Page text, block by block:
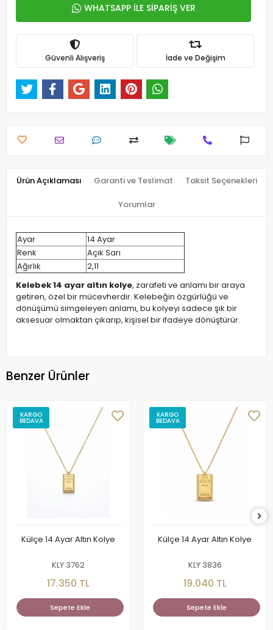
WHATSAPP İLE SİPARİŞ VER
Güvenli Alışveriş İade ve Değişim
Ürün Açıklaması Garanti ve Teslimat Taksit Seçenekleri
Yorumlar
Ayar
14 Ayar
Renk
Açık Sarı
Ağırlık
2,11
Kelebek 14 ayar altın kolye, zarafeti ve anlamı bir araya
getiren, özel bir mücevherdir. Kelebeğin özgürlüğü ve
dönüşümü simgeleyen anlamı, bu kolyeyi sadece şık bir
aksesuar olmaktan çıkarıp, kişisel bir ifadeye dönüştürür.
Benzer Ürünler
KARGO
BEDAVA
Külçe 14 Ayar Altın Kolye
KLY 3762
17.350 TL
Sepete Ekle
KARGO
BEDAVA
Külçe 14 Ayar Altın Kolye
KLY 3836
19.040 TL
Sepete Ekle